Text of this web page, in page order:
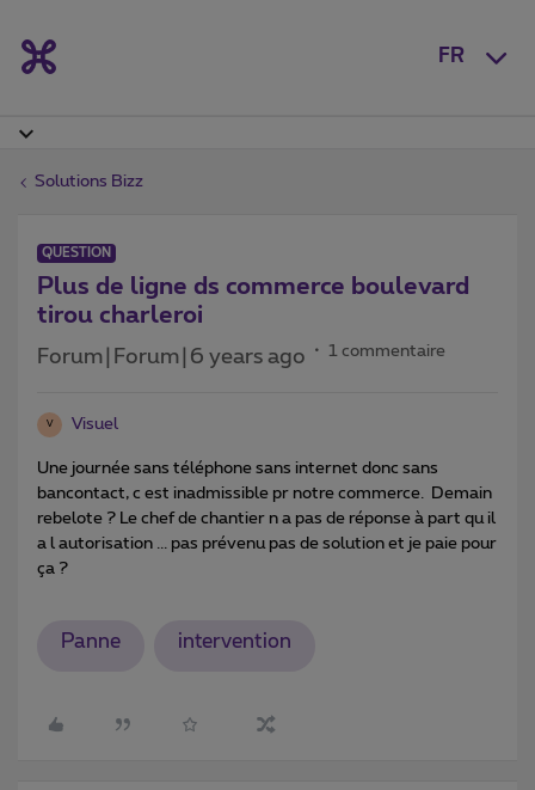
FR
Solutions Bizz
QUESTION
Plus de ligne ds commerce boulevard
tirou charleroi
Forum|Forum|6 years ago 1 commentaire
V Visuel
Une journée sans téléphone sans internet donc sans
bancontact, c est inadmissible pr notre commerce. Demain
rebelote ? Le chef de chantier n a pas de réponse à part qu il
a l autorisation ... pas prévenu pas de solution et je paie pour
ça ?
Panne intervention